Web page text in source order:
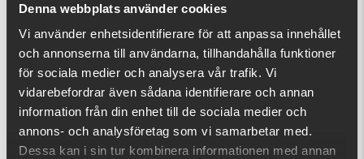
Denna webbplats använder cookies
Vi använder enhetsidentifierare för att anpassa innehållet
och annonserna till användarna, tillhandahålla funktioner
för sociala medier och analysera vår trafik. Vi
vidarebefordrar även sådana identifierare och annan
information från din enhet till de sociala medier och
annons- och analysföretag som vi samarbetar med.
Dessa kan i sin tur kombinera informationen med annan
DU TITTADE NYLIGEN PÅ